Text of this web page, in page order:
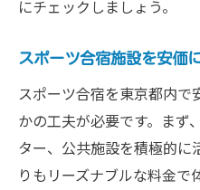
にチェックしましょう。
スポーツ合宿施設を安価
スポーツ合宿を東京都内で
かの工夫が必要です。まず
ター、公共施設を積極的に
りもリーズナブルな料金